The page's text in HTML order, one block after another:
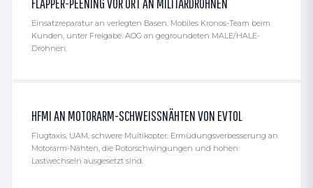
Einsatzreparatur an verlegten Basen. Mobiles Kronos-Team beim
Kunden, unter Freigabe. AOG an gegroundeten MALE/HALE-
Drohnen.
HFMI AN MOTORARM-SCHWEISSNÄHTEN VON EVTOL
Flugtaxis, UAM, schwere Multikopter. Ermüdungs­verbesserung an
Motorarm-Nähten, die Rotorschwingungen und hohen
Lastwechseln ausgesetzt sind.